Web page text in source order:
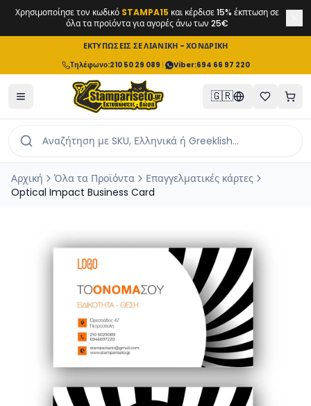
Χρησιμοποίησε τον κωδικό STAMPA15 και κέρδισε 15% έκπτωση σε
όλα τα προϊόντα για αγορές άνω των 25€
ΕΚΤΥΠΩΣΕΙΣ ΣΕ ΛΙΑΝΙΚΗ - ΧΟΝΔΡΙΚΗ
Τηλέφωνο:210 50 29 089 | Viber:694 66 97 220
🇬🇷
Αρχική Όλα τα Προϊόντα
Επαγγελματικές κάρτες
Optical Impact Business Card